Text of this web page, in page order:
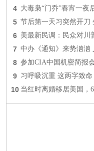
4 大毒枭“门乔”春宵一夜
5 节后第一天习突然开刀
6 美最新民调：民众对川
7 中办《通知》来势汹汹
8 参加CIA中国机密简报
9 习呼吸沉重 这两字致命
10 当红时离婚移居美国，